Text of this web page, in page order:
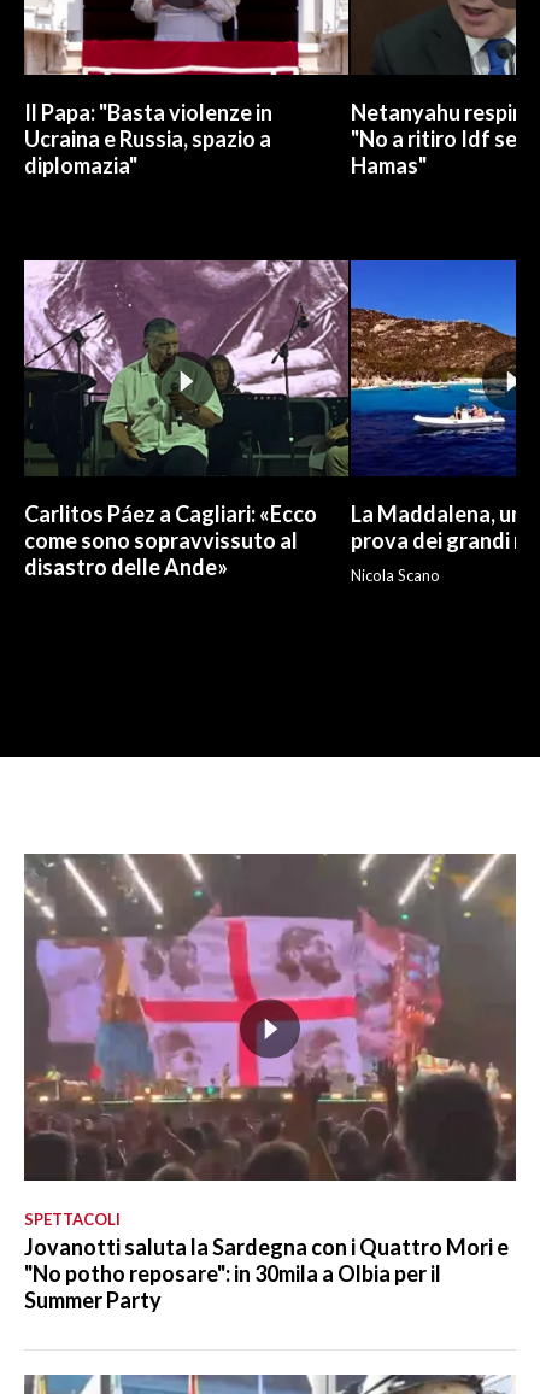
Il Papa: "Basta violenze in
Ucraina e Russia, spazio a
diplomazia"
Netanyahu
"No a ritiro Idf
Hamas"
Carlitos Páez a Cagliari: «Ecco
come sono sopravvissuto al
disastro delle Ande»
La Maddalena, un
prova dei grandi
Nicola Scano
SPETTACOLI
Jovanotti saluta la Sardegna con i Quattro Mori e
"No potho reposare": in 30mila a Olbia per il
Summer Party